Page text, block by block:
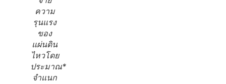
ความ
รุนแรง
ของ
แผ่นดิน
ไหวโดย
ประมาณ*
จำแนก